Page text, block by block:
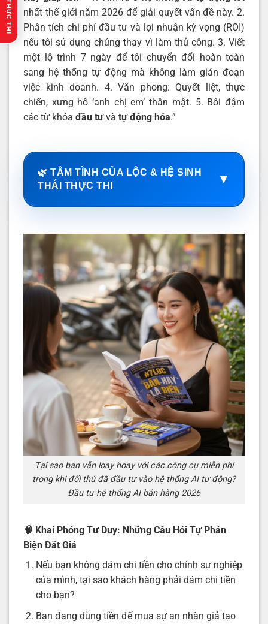
nhất thế giới năm 2026 để giải quyết vấn đề này. 2.
Phân tích chi phí đầu tư và lợi nhuận kỳ vọng (ROI)
nếu tôi sử dụng chúng thay vì làm thủ công. 3. Viết
một lộ trình 7 ngày để tôi chuyển đổi hoàn toàn
sang hệ thống tự động mà không làm gián đoạn
việc kinh doanh. 4. Văn phong: Quyết liệt, thực
chiến, xưng hô ‘anh chị em’ thân mật. 5. Bôi đậm
các từ khóa đầu tưvà tự động hóa.”
🌿 TÂM TÌNH CỦA LỘC & HỆ SINH
THÁI THỰC THI
▼
Tại sao bạn vẫn loay hoay với các công cụ miễn phí
trong khi đối thủ đã đầu tư vào hệ thống AI tự động?
Đầu tư hệ thống AI bán hàng 2026
🧠 Khai Phóng Tư Duy: Những Câu Hỏi Tự Phản
Biện Đắt Giá
Nếu bạn không dám chi tiền cho chính sự nghiệp
của mình, tại sao khách hàng phải dám chi tiền
cho bạn?
Bạn đang dùng tiền để mua sự an nhàn giả tạo